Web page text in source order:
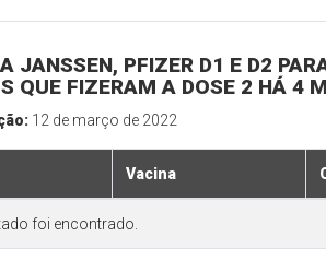
JANSSEN, PFIZER D1 E D2
QUE FIZERAM A DOSE 2 HÁ 4
12 de março de 2022
Vacina
foi encontrado.